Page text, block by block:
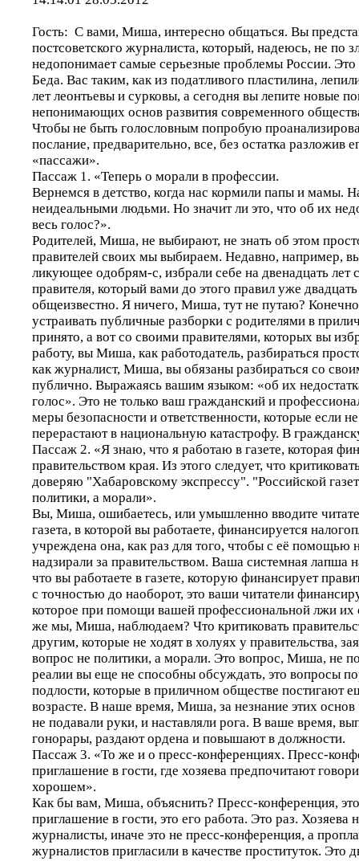
Гость: С вами, Миша, интересно общаться. Вы
постсоветского журналиста, который, надеюсь, не по
недопонимает самые серьезные проблемы России.
Беда. Вас таким, как из податливого пластилина,
лет леонтьевы и сурковы, а сегодня вы лепите новые
непонимающих основ развития современного
Чтобы не быть голословным попробую
послание, предварительно, все, без остатка разложив
«пассажи».
Пассаж 1. «Теперь о морали в профессии.
Вернемся в детство, когда нас кормили папы и мамы.
неидеальными людьми. Но значит ли это, что об их
весь голос?».
Родителей, Миша, не выбирают, не знать об этом
правителей своих мы выбираем. Недавно, например,
ликующее одобрям-с, избрали себе на двенадцать лет
правителя, который вами до этого правил уже
общеизвестно. Я ничего, Миша, тут не путаю?
устраивать публичные разборки с родителями в
принято, а вот со своими правителями, которых вы
работу, вы Миша, как работодатель, разбираться
как журналист, Миша, вы обязаны разбираться со
публично. Выражаясь вашим языком: «об их
голос». Это не только ваш гражданский и
меры безопасности и ответственности, которые если
перерастают в национальную катастрофу. В
Пассаж 2. «Я знаю, что я работаю в газете, которая
правительством края. Из этого следует, что
доверяю "Хабаровскому экспрессу". "Российской
политики, а морали».
Вы, Миша, ошибаетесь, или умышленно вводите
газета, в которой вы работаете, финансируется
учреждена она, как раз для того, чтобы с её помощью
надзирали за правительством. Ваша системная лапша
что вы работаете в газете, которую финансирует
с точностью до наоборот, это ваши читатели
которое при помощи вашей профессиональной лжи их
же мы, Миша, наблюдаем? Что критиковать
другим, которые не ходят в холуях у правительства,
вопрос не политики, а морали. Это вопрос, Миша, не
реалии вы еще не способны обсуждать, это вопросы
подлости, которые в приличном обществе постигают
возрасте. В наше время, Миша, за незнание этих
не подавали руки, и наставляли рога. В ваше время,
гонорары, раздают ордена и повышают в должности.
Пассаж 3. «То же и о пресс-конференциях. Пресс-
приглашение в гости, где хозяева предпочитают
хорошем».
Как бы вам, Миша, объяснить? Пресс-конференция,
приглашение в гости, это его работа. Это раз. Хозяева
журналисты, иначе это не пресс-конференция, а
журналистов пригласили в качестве проституток. Это